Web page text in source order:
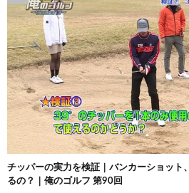
チッパーの実力を検証｜バンカーショット
るの？｜俺のゴルフ 第90回